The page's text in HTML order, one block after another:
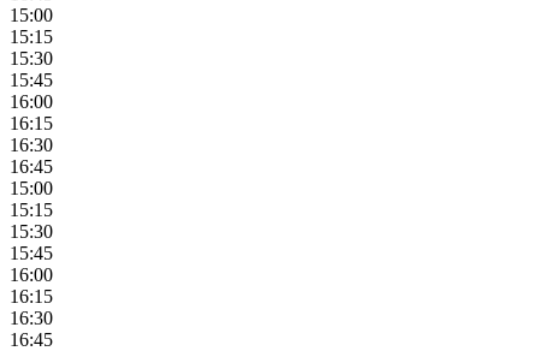
15:00
15:15
15:30
15:45
16:00
16:15
16:30
16:45
15:00
15:15
15:30
15:45
16:00
16:15
16:30
16:45